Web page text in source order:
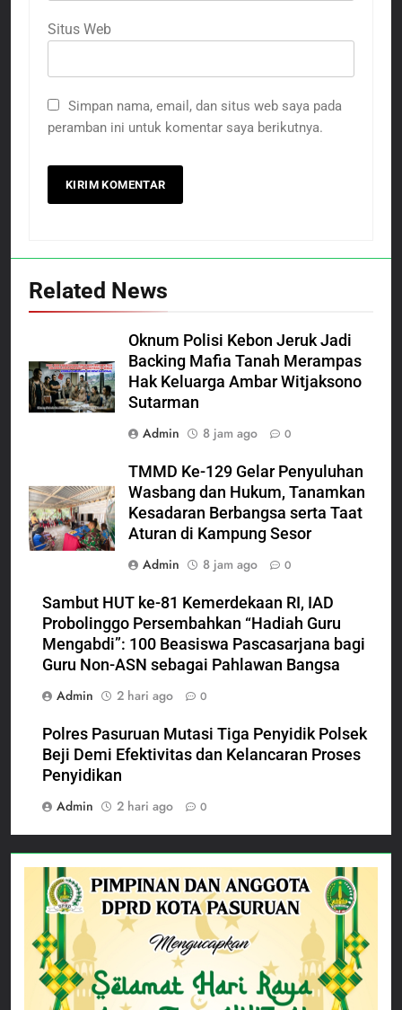
Situs Web
Simpan nama, email, dan situs web saya pada
peramban ini untuk komentar saya berikutnya.
Related News
Oknum Polisi Kebon Jeruk Jadi
Backing Mafia Tanah Merampas
Hak Keluarga Ambar Witjaksono
Sutarman
Admin
8 jam ago 0
TMMD Ke-129 Gelar Penyuluhan
Wasbang dan Hukum, Tanamkan
Kesadaran Berbangsa serta Taat
Aturan di Kampung Sesor
Admin
8 jam ago 0
Sambut HUT ke-81 Kemerdekaan RI, IAD
Probolinggo Persembahkan “Hadiah Guru
Mengabdi”: 100 Beasiswa Pascasarjana bagi
Guru Non-ASN sebagai Pahlawan Bangsa
Admin
2 hari ago 0
Polres Pasuruan Mutasi Tiga Penyidik Polsek
Beji Demi Efektivitas dan Kelancaran Proses
Penyidikan
Admin
2 hari ago 0